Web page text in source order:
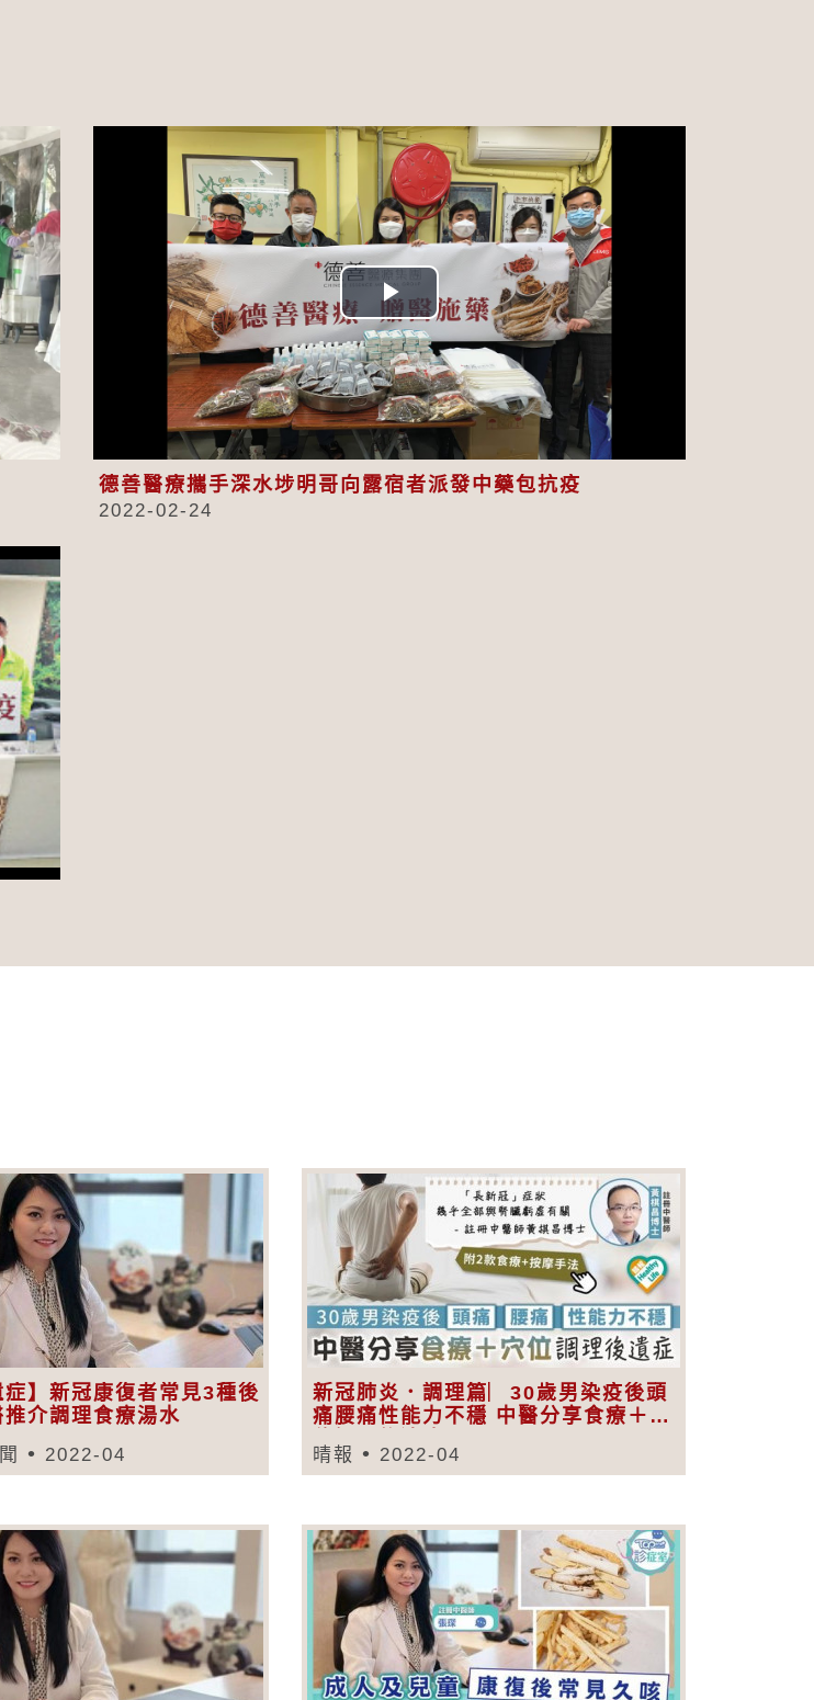
Play
Video
德善醫療攜手深水埗明哥向露宿者派發中藥包抗疫
2022-02-24
症】新冠康復者常見3種後
介調理食療湯水
2022-04
新冠肺炎．調理篇︳30歲男染疫後頭
痛腰痛性能力不穩 中醫分享食療＋穴
晴報 2022-04